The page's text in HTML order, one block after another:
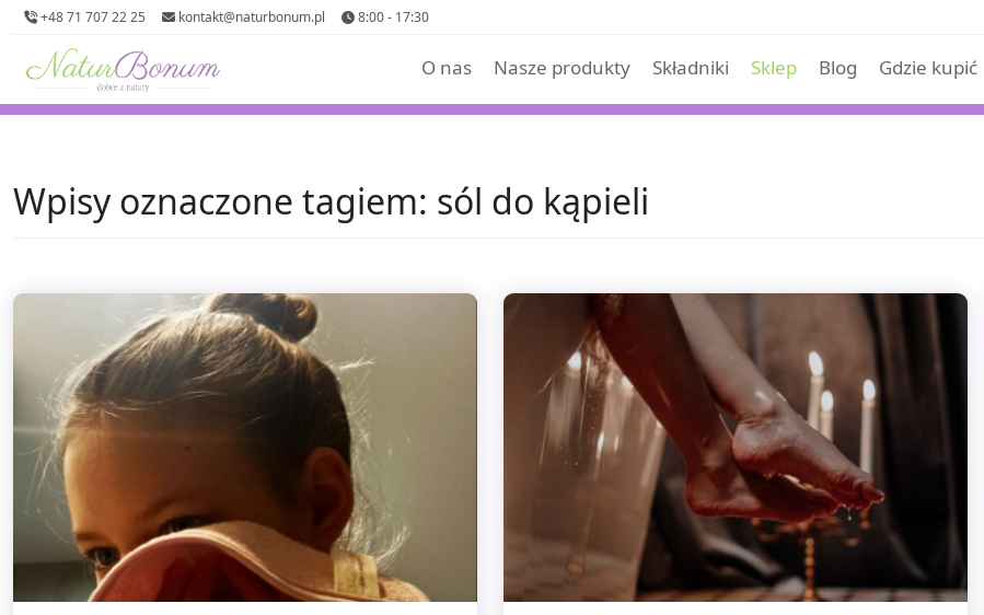
+48 71 707 22 25 kontakt@naturbonum.pl 8:00 - 17:30
O nas Nasze produkty Składniki Sklep Blog Gdzie kupić
Wpisy oznaczone tagiem: sól do kąpieli